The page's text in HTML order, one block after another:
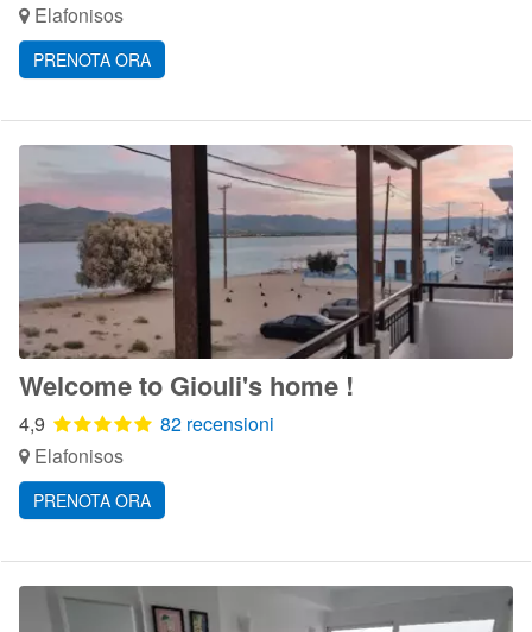
Elafonisos
PRENOTA ORA
Welcome to Giouli's home !
4,9
82 recensioni
Elafonisos
PRENOTA ORA